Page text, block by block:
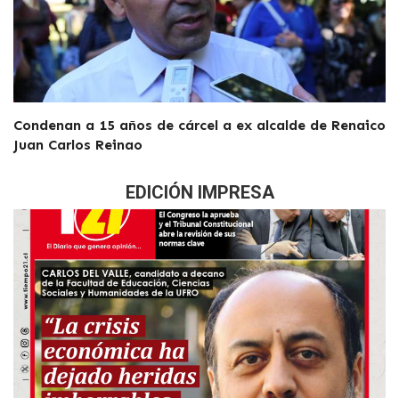
Condenan a 15 años de cárcel a ex alcalde de Renaico
Juan Carlos Reinao
EDICIÓN IMPRESA